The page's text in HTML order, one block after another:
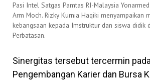
Pasi Intel Satgas Pamtas RI-Malaysia
Arm Moch. Rizky Kurnia Haqiki menyampaikan
kebangsaan kepada Imstruktur dan siswa didik
Perbatasan.
Sinergitas tersebut tercermin
Pengembangan Karier dan Bursa